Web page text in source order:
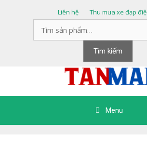
Liên hệ
Thu mua xe đạp
kiếm:
Tìm kiếm
Menu